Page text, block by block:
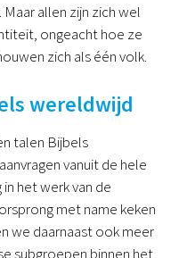
allen zijn zich wel
ongeacht hoe ze
zich als één volk.
wereldwijd
talen Bijbels
vanuit de hele
het werk van de
met name keken
we daarnaast ook meer
subgroepen binnen het